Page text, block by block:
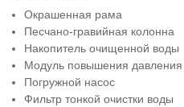
Окрашенная рама
Песчано-гравийная колонна
Накопитель очищенной воды
Модуль повышения давления
Погружной насос
Фильтр тонкой очистки воды